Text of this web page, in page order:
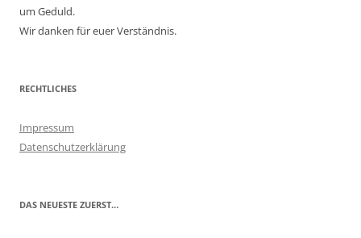
um Geduld.
Wir danken für euer Verständnis.
RECHTLICHES
Impressum
Datenschutzerklärung
DAS NEUESTE ZUERST…